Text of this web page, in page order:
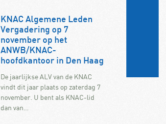
KNAC Algemene Leden
Vergadering op 7
november op het
ANWB/KNAC-
hoofdkantoor in Den Haag
De jaarlijkse ALV van de KNAC
vindt dit jaar plaats op zaterdag 7
november. U bent als KNAC-lid
dan van…